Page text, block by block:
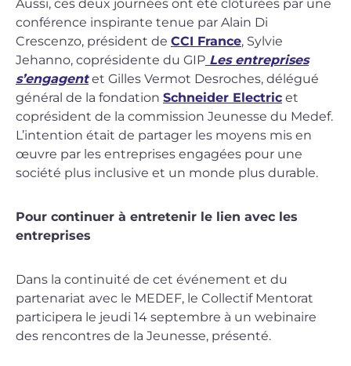
Aussi, ces deux journées ont été clôturées par une
conférence inspirante tenue par Alain Di
Crescenzo, président de CCI France, Sylvie
Jehanno, coprésidente du GIP Les entreprises
s’engagentet Gilles Vermot Desroches, délégué
général de la fondation Schneider Electric et
coprésident de la commission Jeunesse du Medef.
L’intention était de partager les moyens mis en
œuvre par les entreprises engagées pour une
société plus inclusive et un monde plus durable.
Pour continuer à entretenir le lien avec les
entreprises
Dans la continuité de cet événement et du
partenariat avec le MEDEF, le Collectif Mentorat
participera le jeudi 14 septembre à un webinaire
des rencontres de la Jeunesse, présenté.